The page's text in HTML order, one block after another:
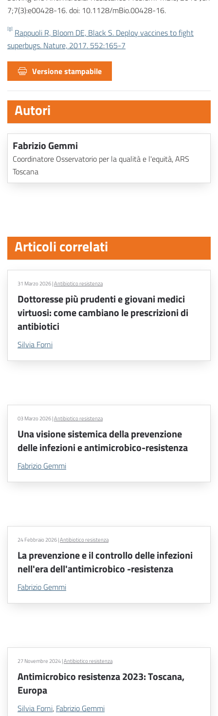
7;7(3):e00428-16. doi: 10.1128/mBio.00428-16.
[8] Rappuoli R, Bloom DE, Black S. Deploy vaccines to fight
superbugs. Nature, 2017. 552:165-7
Versione stampabile
Autori
Fabrizio Gemmi
Coordinatore Osservatorio per la qualità e l'equità, ARS
Toscana
Articoli correlati
31 Marzo 2026|Antibiotico resistenza
Dottoresse più prudenti e giovani medici
virtuosi: come cambiano le prescrizioni di
antibiotici
Silvia Forni
03 Marzo 2026|Antibiotico resistenza
Una visione sistemica della prevenzione
delle infezioni e antimicrobico-resistenza
Fabrizio Gemmi
24 Febbraio 2026|Antibiotico resistenza
La prevenzione e il controllo delle infezioni
nell'era dell'antimicrobico -resistenza
Fabrizio Gemmi
27 Novembre 2024|Antibiotico resistenza
Antimicrobico resistenza 2023: Toscana,
Europa
Silvia Forni, Fabrizio Gemmi